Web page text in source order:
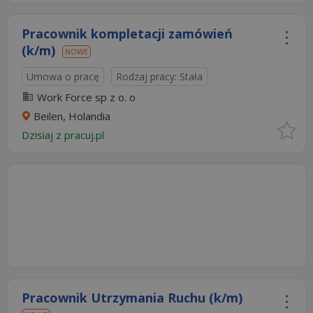
Pracownik kompletacji zamówień
(k/m)
NOWE
Umowa o pracę Rodzaj pracy: Stała
Work Force sp z o. o
Beilen, Holandia
Dzisiaj z pracuj.pl
Pracownik Utrzymania Ruchu (k/m)